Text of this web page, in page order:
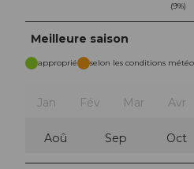
(9%)
Meilleure saison
approprié selon les conditions
Jan Fév Mar Avr
Aoû Sep Oct